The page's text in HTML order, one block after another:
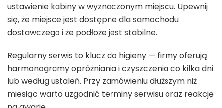
ustawienie kabiny w wyznaczonym miejscu. Upewnij
się, że miejsce jest dostępne dla samochodu
dostawczego i że podłoże jest stabilne.
Regularny serwis to klucz do higieny — firmy oferują
harmonogramy opróżniania i czyszczenia co kilka dni
lub według ustaleń. Przy zamówieniu dłuższym niż
miesiąc warto uzgodnić terminy serwisu oraz reakcję